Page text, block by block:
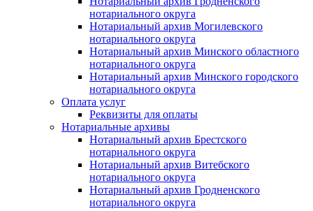
нотариального округа
Нотариальный архив Могилевского
нотариального округа
Нотариальный архив Минского областного
нотариального округа
Нотариальный архив Минского городского
нотариального округа
Оплата услуг
Реквизиты для оплаты
Нотариальные архивы
Нотариальный архив Брестского
нотариального округа
Нотариальный архив Витебского
нотариального округа
Нотариальный архив Гродненского
нотариального округа